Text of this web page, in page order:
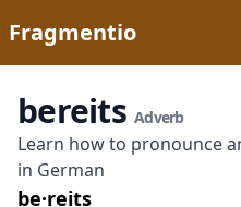
Fragmentio
bereits Adverb
Learn how to pronounce
in German
be·reits